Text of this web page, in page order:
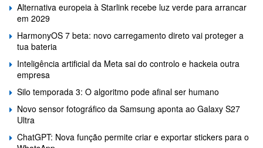
Alternativa europeia à Starlink recebe luz verde para arrancar
em 2029
HarmonyOS 7 beta: novo carregamento direto vai proteger a
tua bateria
Inteligência artificial da Meta sai do controlo e hackeia outra
empresa
Silo temporada 3: O algoritmo pode afinal ser humano
Novo sensor fotográfico da Samsung aponta ao Galaxy S27
Ultra
ChatGPT: Nova função permite criar e exportar stickers para o